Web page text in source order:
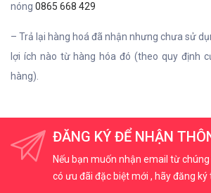
nóng 0865 668 429
– Trả lại hàng hoá đã nhận nhưng chưa sử
lợi ích nào từ hàng hóa đó (theo quy định
hàng).
ĐĂNG KÝ ĐỂ NHẬN
Nếu bạn muốn nhận email từ
có ưu đãi đặc biệt mới , hãy đăng ký